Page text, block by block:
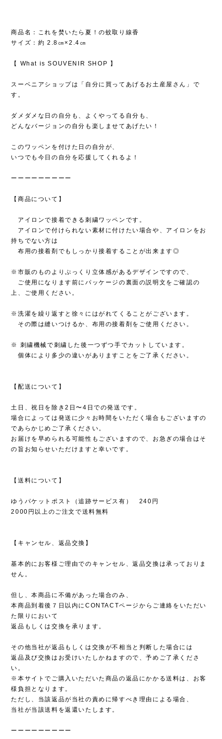
商品名：これを焚いたら夏！の蚊取り線香
サイズ：約 2.8㎝×2.4㎝
【 What is SOUVENIR SHOP 】
スーベニアショップは「自分に買ってあげるお土産屋さん」で
す。
ダメダメな日の自分も、よくやってる自分も、
どんなバージョンの自分も楽しませてあげたい！
このワッペンを付けた日の自分が、
いつでも今日の自分を応援してくれるよ！
ーーーーーーーーー
【商品について】
アイロンで接着できる刺繍ワッペンです。
アイロンで付けられない素材に付けたい場合や、アイロンをお
持ちでない方は
布用の接着剤でもしっかり接着することが出来ます◎
※市販のものよりぷっくり立体感があるデザインですので、
ご使用になります前にパッケージの裏面の説明文をご確認の
上、ご使用ください。
※洗濯を繰り返すと徐々にはがれてくることがございます。
その際は縫いつけるか、布用の接着剤をご使用ください。
※ 刺繍機械で刺繍した後一つずつ手でカットしています。
個体により多少の違いがありますことをご了承ください。
【配送について】
土日、祝日を除き2日〜4日での発送です。
場合によっては発送に少々お時間をいただく場合もございますの
であらかじめご了承ください。
お届けを早められる可能性もございますので、お急ぎの場合はそ
の旨お知らせいただけますと幸いです。
【送料について】
ゆうパケットポスト（追跡サービス有） 240円
2000円以上のご注文で送料無料
【キャンセル、返品交換】
基本的にお客様ご理由でのキャンセル、返品交換は承っておりま
せん。
但し、本商品に不備があった場合のみ、
本商品到着後７日以内にCONTACTページからご連絡をいただい
た限りにおいて
返品もしくは交換を承ります。
その他当社が返品もしくは交換が不相当と判断した場合には
返品及び交換はお受けいたしかねますので、予めご了承くださ
い。
※本サイトでご購入いただいた商品の返品にかかる送料は、お客
様負担となります。
ただし、当該返品が当社の責めに帰すべき理由による場合、
当社が当該送料を返還いたします。
ーーーーーーーーー